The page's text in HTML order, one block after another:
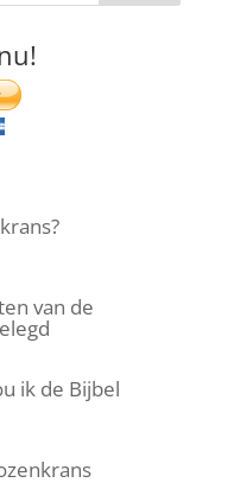
van de
ik de Bijbel